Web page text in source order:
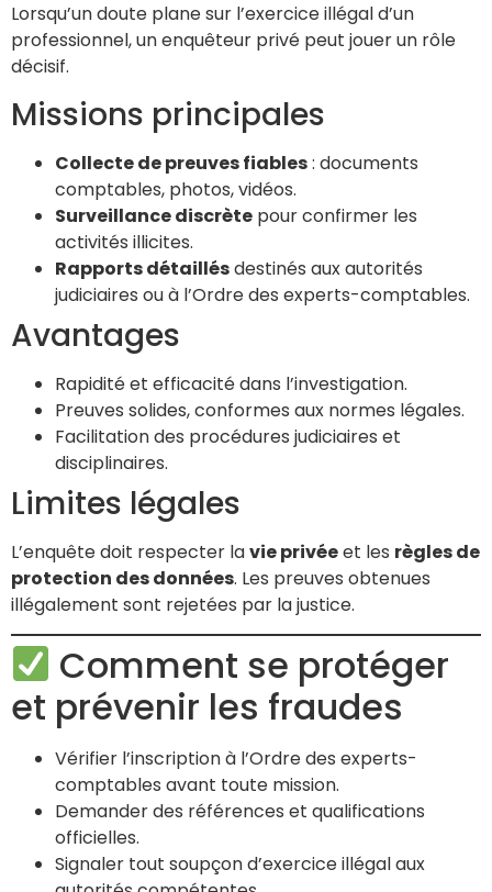
Lorsqu’un doute plane sur l’exercice illégal d’un
professionnel, un enquêteur privé peut jouer un rôle
décisif.
Missions principales
Collecte de preuves fiables: documents
comptables, photos, vidéos.
Surveillance discrète pour confirmer les
activités illicites.
Rapports détaillésdestinés aux autorités
judiciaires ou à l’Ordre des experts-comptables.
Avantages
Rapidité et efficacité dans l’investigation.
Preuves solides, conformes aux normes légales.
Facilitation des procédures judiciaires et
disciplinaires.
Limites légales
L’enquête doit respecter lavie privéeet les règles de
protection des données. Les preuves obtenues
illégalement sont rejetées par la justice.
Comment se protéger
et prévenir les fraudes
Vérifier l’inscription à l’Ordre des experts-
comptables avant toute mission.
Demander des références et qualifications
officielles.
Signaler tout soupçon d’exercice illégal aux